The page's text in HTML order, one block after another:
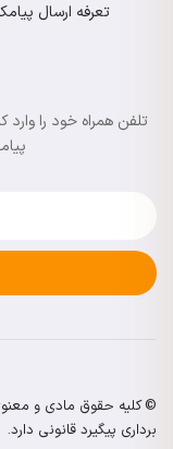
تعرفه ارسال
تلفن همراه خود را وارد
© کلیه حقوق مادی و
برداری پیگیرد قانونی دارد.